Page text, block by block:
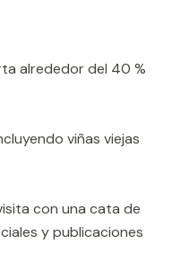
alrededor del 40 %
viñas viejas
con una cata de
y publicaciones